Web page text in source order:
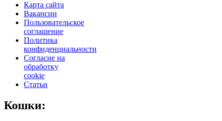
Карта сайта
Вакансии
Пользовательское
соглашение
Политика
конфиденциальности
Согласие на
обработку
cookie
Статьи
Кошки: